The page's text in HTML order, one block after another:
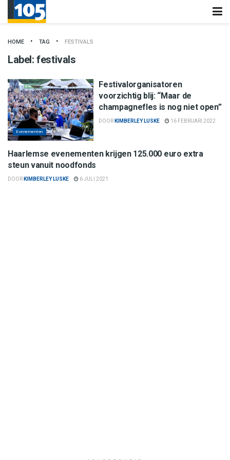
HOME TAG FESTIVALS
Label:festivals
Evenementen
Festivalorganisatoren
voorzichtig blij: “Maar de
champagnefles is nog niet open”
DOOR KIMBERLEY LUSKE 16 FEBRUARI 2022
Haarlem
Haarlemse evenementen krijgen 125.000 euro extra
steun vanuit noodfonds
DOOR KIMBERLEY LUSKE 6 JULI 2021